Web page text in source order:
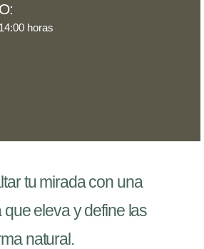
horas
tu mirada con una
eleva y define las
natural.